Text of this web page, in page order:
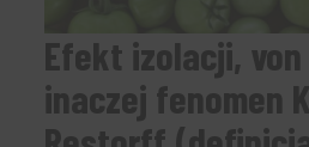
Efekt izolacji,
inaczej fenomen